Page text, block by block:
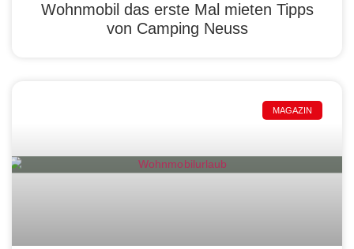
Wohnmobil das erste Mal mieten Tipps
von Camping Neuss
MAGAZIN